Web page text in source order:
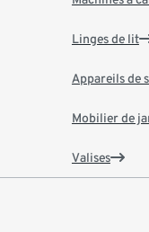
Linges de lit
Appareils de
Mobilier de
Valises